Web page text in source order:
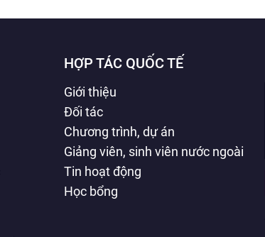
HỢP TÁC QUỐC TẾ
Giới thiệu
Đối tác
Chương trình, dự án
Giảng viên, sinh viên nước ngoài
Tin hoạt động
Học bổng